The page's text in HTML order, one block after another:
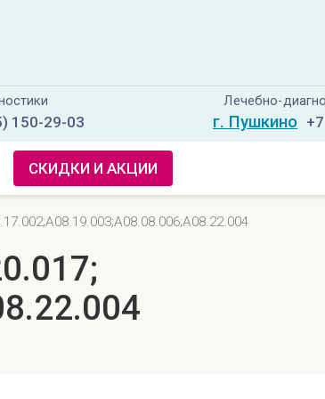
150-29-03
Лечебно-
г. Пушкино
СКИДКИ И АКЦИИ